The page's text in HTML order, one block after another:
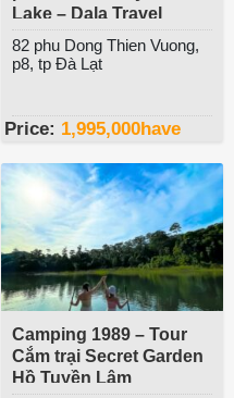
Lake – Dala Travel
82 phu Dong Thien Vuong,
p8, tp Đà Lạt
Price: 1,995,000have
Camping 1989 – Tour
Cắm trại Secret Garden
Hồ Tuyền Lâm